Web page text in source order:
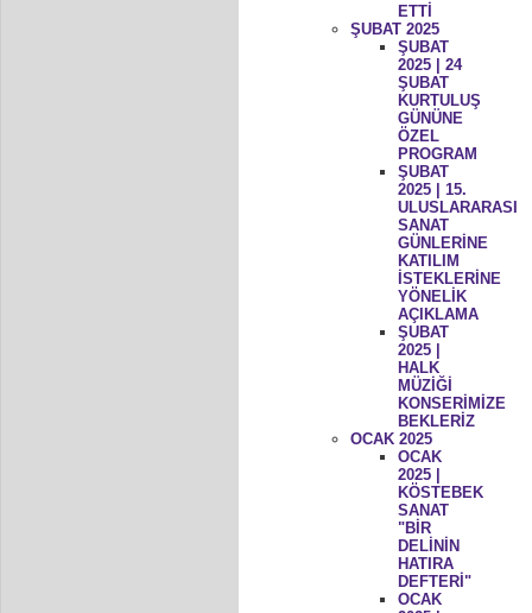
ETTİ
ŞUBAT 2025
ŞUBAT
2025 | 24
ŞUBAT
KURTULUŞ
GÜNÜNE
ÖZEL
PROGRAM
ŞUBAT
2025 | 15.
ULUSLARARASI
SANAT
GÜNLERİNE
KATILIM
İSTEKLERİNE
YÖNELİK
AÇIKLAMA
ŞUBAT
2025 |
HALK
MÜZİĞİ
KONSERİMİZE
BEKLERİZ
OCAK 2025
OCAK
2025 |
KÖSTEBEK
SANAT
"BİR
DELİNİN
HATIRA
DEFTERİ"
OCAK